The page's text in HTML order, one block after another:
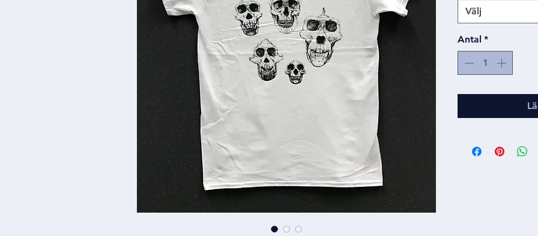
Välj
Antal *